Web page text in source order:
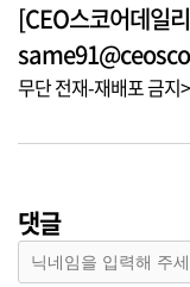
[CEO스코어데일
무단 전재-재배포 금지
댓글